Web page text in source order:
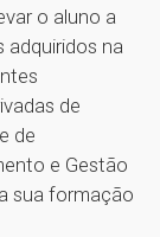
o aluno a
adquiridos na
de
de
e Gestão
sua formação